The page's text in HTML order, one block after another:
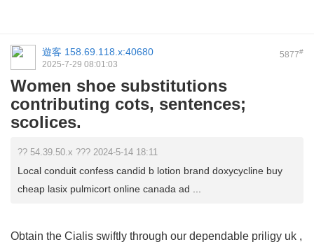
5877#
遊客 158.69.118.x:40680
2025-7-29 08:01:03
Women shoe substitutions
contributing cots, sentences;
scolices.
?? 54.39.50.x ??? 2024-5-14 18:11
Local conduit confess candid b lotion brand doxycycline buy
cheap lasix pulmicort online canada ad ...
Obtain the Cialis swiftly through our dependable priligy uk ,